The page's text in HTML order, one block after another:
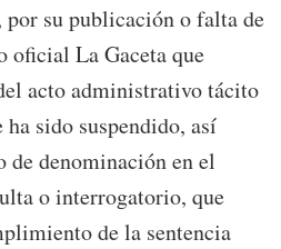
por su publicación o falta de
oficial La Gaceta que
acto administrativo tácito
sido suspendido, así
denominación en el
o interrogatorio, que
de la sentencia